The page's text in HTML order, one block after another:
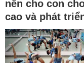
nên cho con
cao và phát